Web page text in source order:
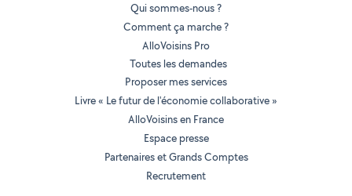
Qui sommes-nous ?
Comment ça marche ?
AlloVoisins Pro
Toutes les demandes
Proposer mes services
Livre « Le futur de l'économie collaborative »
AlloVoisins en France
Espace presse
Partenaires et Grands Comptes
Recrutement